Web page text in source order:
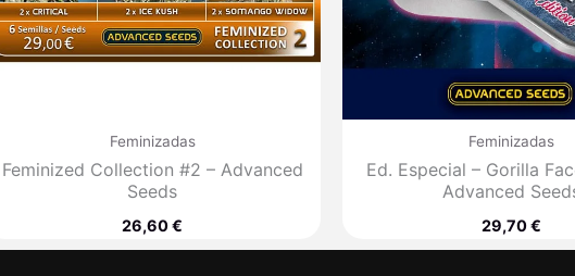
Feminizadas
Feminized Collection #2 – Advanced
Seeds
26,60€
Feminizadas
Ed. Especial – Gorilla
Advanced
29,70€